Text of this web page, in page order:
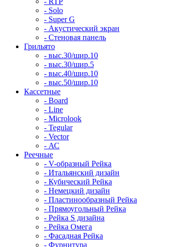
- Solo
- Super G
- Акустический экран
- Стеновая панель
Грильято
- выс.30/шир.10
- выс.30/шир.5
- выс.40/шир.10
- выс.50/шир.10
Кассетные
- Board
- Line
- Microlook
- Tegular
- Vector
- АС
Реечные
- V-образный Рейка
- Итальянский дизайн
- Кубический Рейка
- Немецкий дизайн
- Пластинообразный Рейка
- Прямоугольный Рейка
- Рейка S дизайна
- Рейка Омега
- Фасадная Рейка
- Фурнитура